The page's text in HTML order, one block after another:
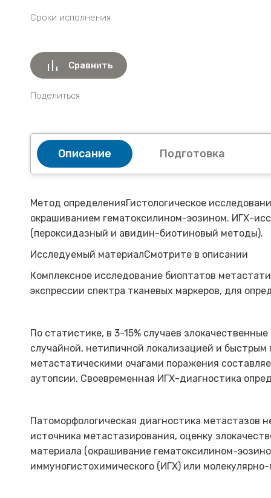
Сроки исполнения
Сравнить
Поделиться
Описание Подготовка
Метод определенияГистологическое
окрашиванием гематоксилином-эозином. ИГХ-
(пероксидазный и авидин-биотиновый методы).
Исследуемый материалСмотрите в описании
Комплексное исследование биоптатов
экспрессии спектра тканевых маркеров, для
По статистике, в 3-15% случаев
случайной, нетипичной локализацией и
метастатическими очагами поражения
аутопсии. Своевременная ИГХ-диагностика
Патоморфологическая диагностика метастазов
источника метастазирования, оценку
материала (окрашивание гематоксилином-
иммуногистохимического (ИГХ) или